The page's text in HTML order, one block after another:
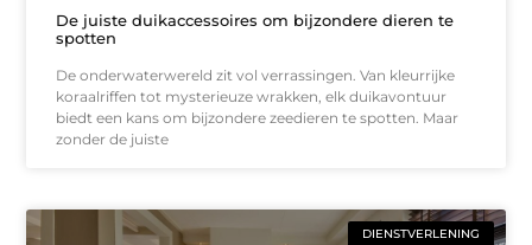
De juiste duikaccessoires om bijzondere dieren te
spotten
De onderwaterwereld zit vol verrassingen. Van kleurrijke
koraalriffen tot mysterieuze wrakken, elk duikavontuur
biedt een kans om bijzondere zeedieren te spotten. Maar
zonder de juiste
DIENSTVERLENING